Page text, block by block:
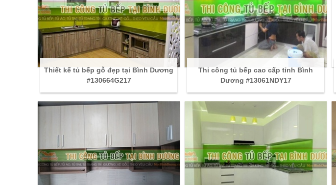
Thiết kế tủ bếp gỗ đẹp tại Bình Dương
#130664G217
Thi công tủ bếp cao cấp tỉnh Bình
Dương #13061NDY17